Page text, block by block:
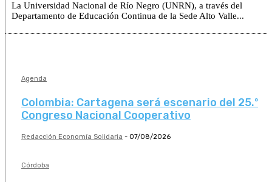
La Universidad Nacional de Río Negro (UNRN), a través del
Departamento de Educación Continua de la Sede Alto Valle...
Agenda
Colombia: Cartagena será escenario del 25.º
Congreso Nacional Cooperativo
Redacción Economía Solidaria - 07/08/2026
Córdoba